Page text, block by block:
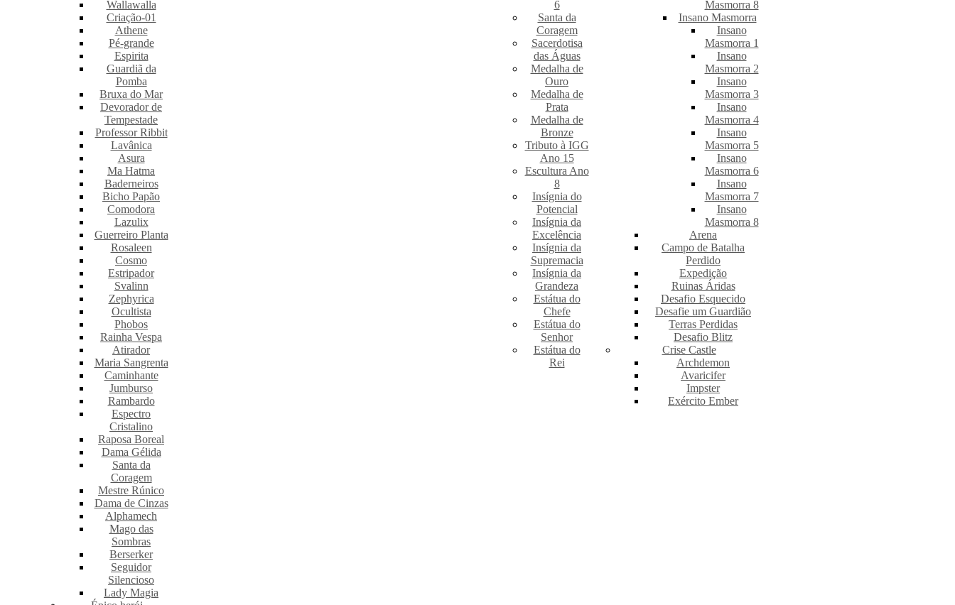
Wallawalla
Criação-01
Athene
Pé-grande
Espirita
Guardiã da
Pomba
Bruxa do Mar
Devorador de
Tempestade
Professor Ribbit
Lavânica
Asura
Ma Hatma
Baderneiros
Bicho Papão
Comodora
Lazulix
Guerreiro Planta
Rosaleen
Cosmo
Estripador
Svalinn
Zephyrica
Ocultista
Phobos
Rainha Vespa
Atirador
Maria Sangrenta
Caminhante
Jumburso
Rambardo
Espectro
Cristalino
Raposa Boreal
Dama Gélida
Santa da
Coragem
Mestre Rúnico
Dama de Cinzas
Alphamech
Mago das
Sombras
Berserker
Seguidor
Silencioso
Lady Magia
6
Santa da
Coragem
Sacerdotisa
das Águas
Medalha de
Ouro
Medalha de
Prata
Medalha de
Bronze
Tributo à IGG
Ano 15
Escultura Ano
8
Insígnia do
Potencial
Insígnia da
Excelência
Insígnia da
Supremacia
Insígnia da
Grandeza
Estátua do
Chefe
Estátua do
Senhor
Estátua do
Rei
Masmorra 8
Insano Masmorra
Insano
Masmorra 1
Insano
Masmorra 2
Insano
Masmorra 3
Insano
Masmorra 4
Insano
Masmorra 5
Insano
Masmorra 6
Insano
Masmorra 7
Insano
Masmorra 8
Arena
Campo de Batalha
Perdido
Expedição
Ruinas Áridas
Desafio Esquecido
Desafie um Guardião
Terras Perdidas
Desafio Blitz
Crise Castle
Archdemon
Avaricifer
Impster
Exército Ember